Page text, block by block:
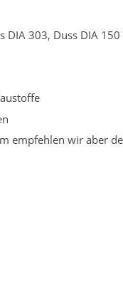
DIA 303, Duss DIA 150
empfehlen wir aber